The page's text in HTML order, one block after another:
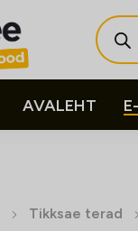
search
AVALEHT
Tikksae terad